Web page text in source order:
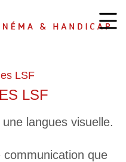
LSF
LSF
langues visuelle.
communication que